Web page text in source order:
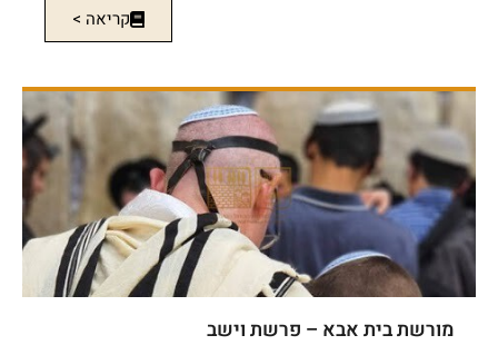
קריאה >
מורשת בית אבא – פרשת וישב